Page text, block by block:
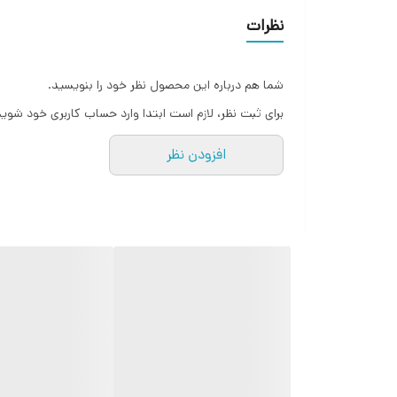
نظرات
شما هم درباره این محصول نظر خود را بنویسید.
برای ثبت نظر، لازم است ابتدا وارد حساب کاربری خود
افزودن نظر